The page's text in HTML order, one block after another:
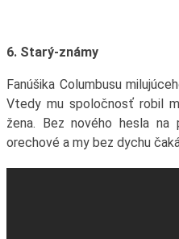
6. Starý-známy
Fanúšika Columbusu
Vtedy mu spoločnosť robil
žena. Bez nového hesla
orechové a my bez dychu